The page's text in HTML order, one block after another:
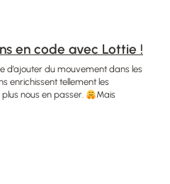
en code avec Lottie !
d’ajouter du mouvement dans les
enrichissent tellement les
nous en passer.
Mais